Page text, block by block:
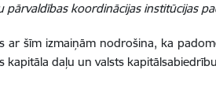
pārvaldības koordinācijas institūcijas
ar šīm izmaiņām nodrošina, ka
kapitāla daļu un valsts